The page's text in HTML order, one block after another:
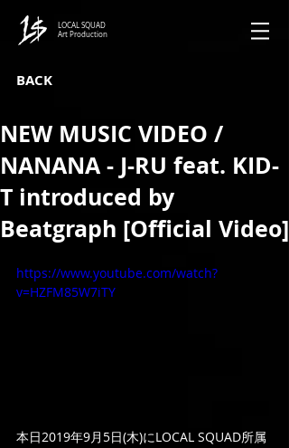
LOCAL SQUAD
Art Production
BACK
NEW MUSIC VIDEO /
NANANA - J-RU feat. KID-
T introduced by
Beatgraph [Official Video]
https://www.youtube.com/watch?
v=HZFM85W7iTY
本日2019年9月5日(木)にLOCAL SQUAD所属